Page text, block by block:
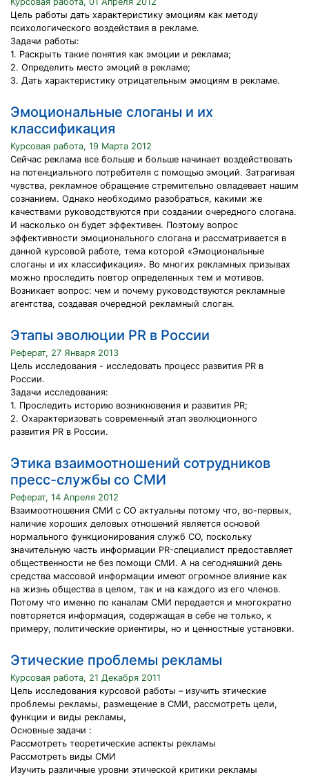
Цель работы дать характеристику эмоциям как методу
психологического воздействия в рекламе.
Задачи работы:
1. Раскрыть такие понятия как эмоции и реклама;
2. Определить место эмоций в рекламе;
3. Дать характеристику отрицательным эмоциям в рекламе.
Эмоциональные слоганы и их
классификация
Курсовая работа, 19 Марта 2012
Сейчас реклама все больше и больше начинает воздействовать
на потенциального потребителя с помощью эмоций. Затрагивая
чувства, рекламное обращение стремительно овладевает нашим
сознанием. Однако необходимо разобраться, какими же
качествами руководствуются при создании очередного слогана.
И насколько он будет эффективен. Поэтому вопрос
эффективности эмоционального слогана и рассматривается в
данной курсовой работе, тема которой «Эмоциональные
слоганы и их классификация». Во многих рекламных призывах
можно проследить повтор определенных тем и мотивов.
Возникает вопрос: чем и почему руководствуются рекламные
агентства, создавая очередной рекламный слоган.
Этапы эволюции PR в России
Реферат, 27 Января 2013
Цель исследования - исследовать процесс развития PR в
России.
Задачи исследования:
1. Проследить историю возникновения и развития PR;
2. Охарактеризовать современный этап эволюционного
развития PR в России.
Этика взаимоотношений сотрудников
пресс-службы со СМИ
Реферат, 14 Апреля 2012
Взаимоотношения СМИ с СО актуальны потому что, во-первых,
наличие хороших деловых отношений является основой
нормального функционирования служб СО, поскольку
значительную часть информации PR-специалист предоставляет
общественности не без помощи СМИ. А на сегодняшний день
средства массовой информации имеют огромное влияние как
на жизнь общества в целом, так и на каждого из его членов.
Потому что именно по каналам СМИ передается и многократно
повторяется информация, содержащая в себе не только, к
примеру, политические ориентиры, но и ценностные установки.
Этические проблемы рекламы
Курсовая работа, 21 Декабря 2011
Цель исследования курсовой работы – изучить этические
проблемы рекламы, размещение в СМИ, рассмотреть цели,
функции и виды рекламы,
Основные задачи :
Рассмотреть теоретические аспекты рекламы
Рассмотреть виды СМИ
Изучить различные уровни этической критики рекламы